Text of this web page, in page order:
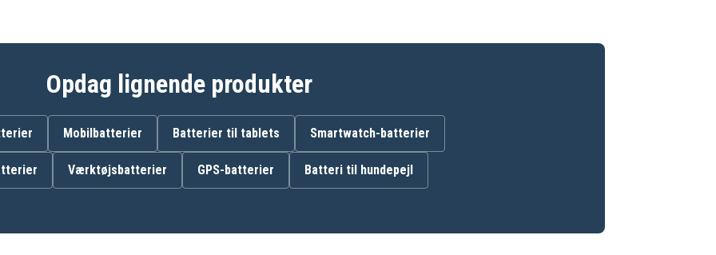
S91-0400410-SU2
AEG 900277283
AEG 900277483
AEG RX9-1-IBM
Opdag lignende produkter
Mobilbatterier Batterier til tablets Smartwatch-batterier
Værktøjsbatterier GPS-batterier Batteri til hundepejl